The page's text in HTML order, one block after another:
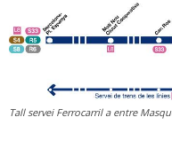
Tall servei Ferrocarril a entre